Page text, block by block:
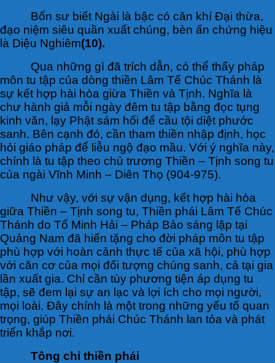
Bổn sư biết Ngài là bậc có căn khí Đại thừa,
đạo niệm siêu quần xuất chúng, bèn ấn chứng hiệu
là Diệu Nghiêm(10).
Qua những gì đã trích dẫn, có thể thấy pháp
môn tu tập của dòng thiền Lâm Tế Chúc Thánh là
sự kết hợp hài hòa giừa Thiền và Tịnh. Nghĩa là
chư hành giả mỗi ngày đêm tu tập bằng đọc tụng
kinh văn, lạy Phật sám hối để cầu tội diệt phước
sanh. Bên cạnh đó, cần tham thiền nhập định, học
hỏi giáo pháp để liễu ngộ đạo mầu. Với ý nghĩa này,
chính là tu tập theo chủ trương Thiền – Tịnh song tu
của ngài Vĩnh Minh – Diên Thọ (904-975).
Như vậy, với sự vận dụng, kết hợp hài hòa
giữa Thiền – Tịnh song tu, Thiền phái Lâm Tế Chúc
Thánh do Tổ Minh Hải – Pháp Bảo sáng lập tại
Quảng Nam đã hiến tặng cho đời pháp môn tu tập
phù hợp với hoàn cảnh thực tế của xã hội, phù hợp
với căn cơ của mọi đối tượng chúng sanh, cả tại gia
lần xuất gia. Chỉ cần tùy phương tiện áp dụng tu
tập, sẽ đem lại sự an lạc và lợi ích cho mọi người,
mọi loài. Đây chính là một trong những yếu tố quan
trọng, giúp Thiền phái Chúc Thánh lan tỏa và phát
triển khắp nơi.
Tông chỉ thiền phái